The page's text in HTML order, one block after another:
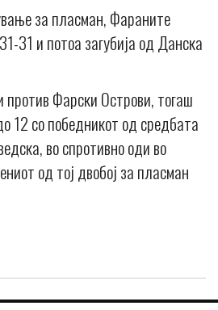
за пласман, Фараните
31 и потоа загубија од Данска
Фарски Острови, тогаш
12 со победникот од средбата
во спротивно оди во
од тој двобој за пласман